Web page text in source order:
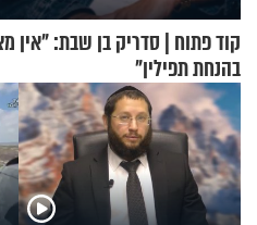
קוד פתוח | סדריק בן שבת: "אין
בהנחת תפילין"